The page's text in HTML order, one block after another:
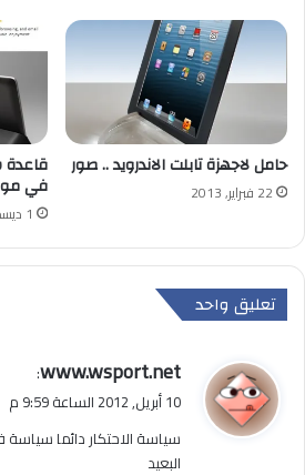
حامل لاجهزة تابلت الاندرويد .. صور
22 فبراير, 2013 في
1 ديسمبر, 2012
تعليق واحد
ي
ق
ل
www.wsport.net
:
10 أبريل, 2012 الساعة 9:59 م
سياسة الاحتكار دائما
البعيد